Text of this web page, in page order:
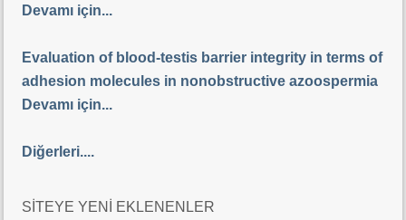
Devamı için...
Evaluation of blood-testis barrier integrity in terms of
adhesion molecules in nonobstructive azoospermia
Devamı için...
Diğerleri....
SİTEYE YENİ EKLENENLER